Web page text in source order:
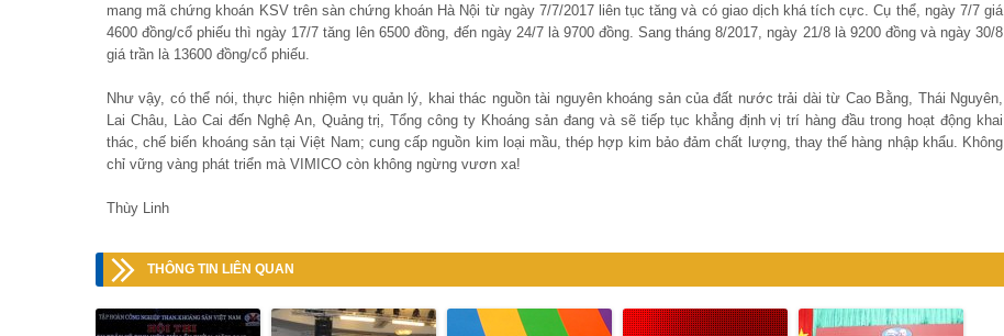
mang mã chứng khoán KSV trên sàn chứng khoán Hà Nội từ ngày 7/7/2017 liên tục tăng và có giao dịch khá tích cực. Cụ thể, ngày 7/7 giá
4600 đồng/cổ phiếu thì ngày 17/7 tăng lên 6500 đồng, đến ngày 24/7 là 9700 đồng. Sang tháng 8/2017, ngày 21/8 là 9200 đồng và ngày 30/8
giá trần là 13600 đồng/cổ phiếu.
Như vậy, có thể nói, thực hiện nhiệm vụ quản lý, khai thác nguồn tài nguyên khoáng sản của đất nước trải dài từ Cao Bằng, Thái Nguyên,
Lai Châu, Lào Cai đến Nghệ An, Quảng trị, Tổng công ty Khoáng sản đang và sẽ tiếp tục khẳng định vị trí hàng đầu trong hoạt động khai
thác, chế biến khoáng sản tại Việt Nam; cung cấp nguồn kim loại mầu, thép hợp kim bảo đảm chất lượng, thay thế hàng nhập khẩu. Không
chỉ vững vàng phát triển mà VIMICO còn không ngừng vươn xa!
Thùy Linh
THÔNG TIN LIÊN QUAN